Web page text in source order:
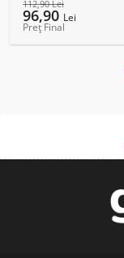
112,90Lei
96,90 Lei
Preț Final